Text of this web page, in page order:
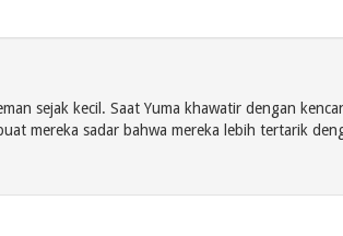
sejak kecil. Saat Yuma khawatir dengan
mereka sadar bahwa mereka lebih tertarik